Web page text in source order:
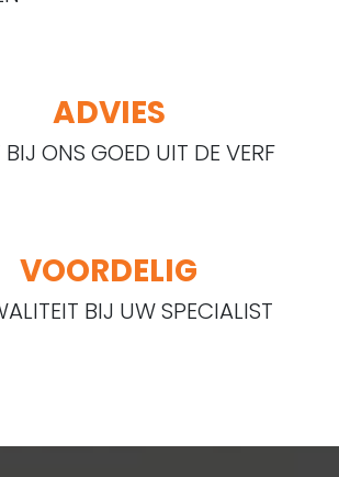
ADVIES
ONS GOED UIT DE VERF
VOORDELIG
BIJ UW SPECIALIST